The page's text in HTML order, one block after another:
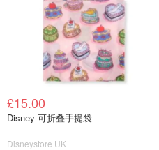
£15.00
Disney 可折叠手提袋
Disneystore UK